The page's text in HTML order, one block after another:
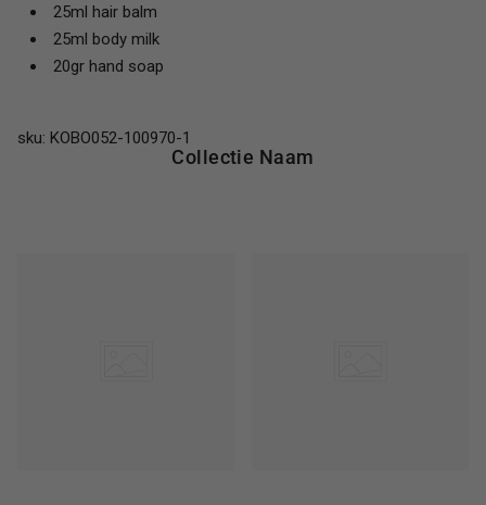
25ml hair balm
25ml body milk
20gr hand soap
sku: KOBO052-100970-1
Collectie Naam